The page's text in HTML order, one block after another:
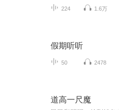
224 1.6万
假期听听
50 2478
道高一尺魔